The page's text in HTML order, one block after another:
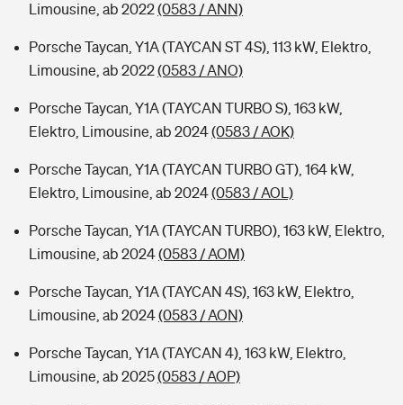
Limousine, ab 2022(0583 / ANN)
Porsche Taycan, Y1A (TAYCAN ST 4S), 113 kW, Elektro,
Limousine, ab 2022(0583 / ANO)
Porsche Taycan, Y1A (TAYCAN TURBO S), 163 kW,
Elektro, Limousine, ab 2024(0583 / AOK)
Porsche Taycan, Y1A (TAYCAN TURBO GT), 164 kW,
Elektro, Limousine, ab 2024(0583 / AOL)
Porsche Taycan, Y1A (TAYCAN TURBO), 163 kW, Elektro,
Limousine, ab 2024(0583 / AOM)
Porsche Taycan, Y1A (TAYCAN 4S), 163 kW, Elektro,
Limousine, ab 2024(0583 / AON)
Porsche Taycan, Y1A (TAYCAN 4), 163 kW, Elektro,
Limousine, ab 2025(0583 / AOP)